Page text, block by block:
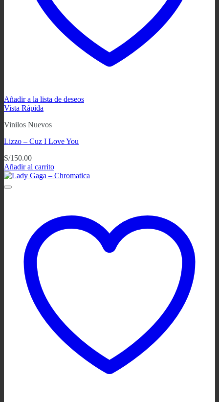
Añadir a la lista de deseos
Vista Rápida
Vinilos Nuevos
Lizzo – Cuz I Love You
S/150.00
Añadir al carrito